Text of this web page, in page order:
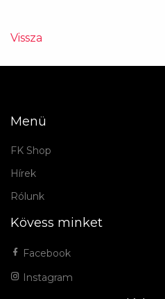
Vissza
Menü
FK Shop
Hírek
Rólunk
Kövess minket
Facebook
Instagram